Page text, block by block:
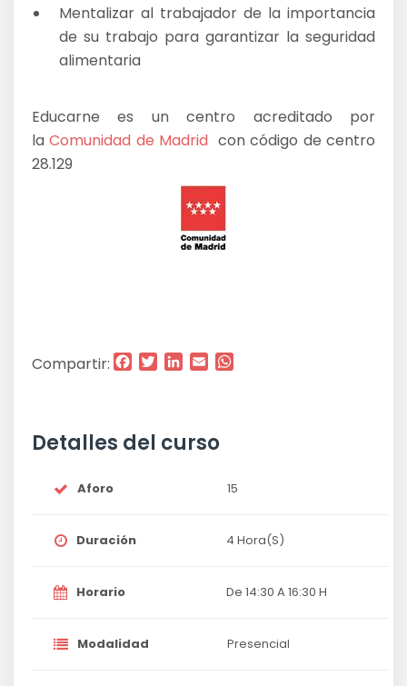
Mentalizar al trabajador de la importancia
de su trabajo para garantizar la seguridad
alimentaria
Educarne es un centro acreditado por
laComunidad de Madrid con código de centro
28.129
Compartir: Facebook
TwitterLinkedIn
Email
Detalles del curso
Aforo 15
Duración 4 Hora(s)
Horario De 14:30 A 16:30 H
Modalidad Presencial